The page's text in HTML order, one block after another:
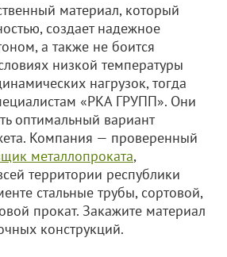
материал, который
создает надежное
а также не боится
низкой температуры
нагрузок, тогда
«РКА ГРУПП». Они
оптимальный вариант
Компания — проверенный
металлопроката,
территории республики
стальные трубы, сортовой,
прокат. Закажите материал
конструкций.